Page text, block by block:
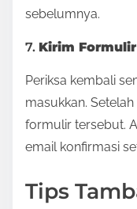
sebelumnya.
7. Kirim Formulir
Periksa kembali
masukkan.
formulir tersebut.
email konfirmasi
Tips